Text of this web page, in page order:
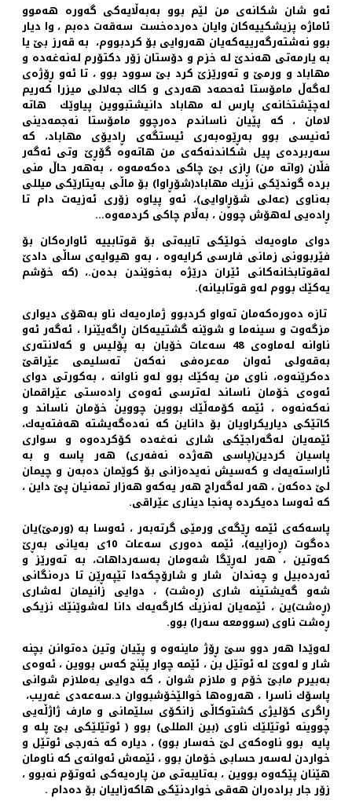
ئه‌و شان شكانه‌ی من لێم بوو به‌به‌ڵایه‌كی گه‌وره‌ هه‌موو
ئاماژه‌ پزیشكییه‌كان وایان ده‌رده‌خست سه‌قه‌ت ده‌بم ، وا دیار
بوو نه‌شته‌رگه‌رییه‌كه‌یان هه‌روایی بۆ كردبووم، به‌ قه‌رز بێ یا
به‌ یارمه‌تی هه‌ندێ له‌ خزم و دۆستان زۆر دكتۆرم له‌نه‌غه‌ده‌ و
مهاباد و ورمێ و ته‌ورێزێ كرد بێ سوود بوو ، تا ئه‌و ڕۆژه‌ی
له‌گه‌ڵ مامۆستا ئه‌حمه‌د هه‌ردی و كاك جه‌لالی میزرا كه‌ریم
له‌چێشتخانه‌ی پارس له‌ مهاباد دانیشتبووین پیاوێك هاته‌
لامان ، كه‌ پێیان ناساندم ده‌رچوو مامۆستا نه‌جمه‌دینی
ئه‌نیسی بوو به‌ڕێوه‌به‌ری ئیستگه‌ی ڕادیۆی مهاباد، كه‌
سه‌ربرده‌ی پیل شكاندنه‌كه‌ی من هاته‌وه‌ گۆڕێ وتی ئه‌گه‌ر
فڵان (واته‌ من) ڕازی بێ چاكی ده‌كه‌مه‌وه ‌، به‌هه‌ر حاڵ منی
برده‌ گوندێكی نزیك مهاباد(شۆڕاوا) بۆ ماڵی به‌یتارێكی میللی
به‌ناوی (عه‌لی شۆڕاوایی)، ئه‌و پیاوه‌ زۆری ئه‌زیه‌ت دام تا
ڕاده‌یی له‌هۆش چوون ، به‌ڵام چاكی كردمه‌وه‌...
دوای ماوه‌یه‌ك خولێكی تایبه‌تی بۆ قوتابییه‌ ئاواره‌كان بۆ
فێربوونی زمانی فارسی كرایه‌وه‌ ، به‌و هیوایه‌ی ساڵی دادێ
له‌قوتابخانه‌كانی ئێران درێژه‌ به‌خوێندن بده‌ن.، (كه‌ خۆشم
یه‌كێك بووم له‌و قوتابیانه‌).
تازه‌ ده‌وره‌كه‌مان ته‌واو كردبوو ژماره‌یه‌ك ناو به‌هۆی دیواری
مزگه‌وت و سینه‌ما و شوێنه‌ گشتییه‌كان ڕاگه‌یێنرا ، ئه‌گه‌ر ئه‌و
ناوانه‌ له‌ماوه‌ی 48 سه‌عات خۆیان به‌ پۆلیس و كه‌لانته‌ری
به‌قه‌ولی ئه‌وان مه‌عره‌فی نه‌كه‌ن ته‌سلیمی عێراقێ
ده‌كرێنه‌وه‌، ناوی من یه‌كێك بوو له‌و ناوانه ‌، به‌كورتی دوای
ئه‌وه‌ی خۆمان ناساند له‌ترسی ئه‌وه‌ی ڕاده‌ستی عێراقمان
نه‌كه‌نه‌وه ‌، ئێمه‌ كۆمه‌ڵێك بووین چووین خۆمان ناساند و
كاتێكی دیاریكراویان بۆ داناین كه‌ نه‌ده‌گه‌یشته‌‌ هه‌فته‌یه‌ك،
ئێمه‌یان له‌گه‌راجێكی شاری نه‌غه‌ده‌ كۆكرده‌وه‌ و سواری
پاسیان كردین(پاسی هه‌ژده‌ نه‌فه‌ری) هه‌ر پاسه‌ و به‌
ئاراسته‌یه‌ك و كه‌سیش نه‌یده‌زانی بۆ كوێمان ده‌به‌ن و چیمان
لێ ده‌كه‌ن ، هه‌ر له‌گه‌راج هه‌ر یه‌كه‌و هه‌زار تمه‌نیان پێ داین ،
كه‌ ئه‌وسا ده‌یكرده‌ په‌نجا دیناری عێراقی.
پاسه‌كه‌ی ئێمه‌ ڕێگه‌ی ورمێی گرته‌به‌ر ، ئه‌وسا به‌ (ورمێ)یان
ده‌گوت (ڕه‌زاییه‌)، ئێمه‌ ده‌وری سه‌عات 10ی به‌یانی به‌ڕێ
كه‌وتین ، هه‌ر له‌ڕێگا شه‌ومان به‌سه‌رداهات، به ‌ته‌ورێز و
ئه‌رده‌بیل و چه‌ندان شار و شارۆچكه‌دا تێپه‌ڕێن تا دره‌نگانی
شه‌و گه‌یشتینه‌ شاری (ڕه‌شت) ،‌ دوایی زانیمان له‌شاری
(ڕه‌شت)ین ، ئێمه‌یان له‌نزیك كارگه‌یه‌ك دانا له‌شوێنێك نزیكی
ڕه‌شت ناوی (سوومعه‌ سه‌را) بوو.
له‌وێدا هه‌ر دوو سێ ڕۆژ ماینه‌وه‌ و پێیان وتین ده‌توانن بچنه‌
شار و له‌وێ له‌ ئوتێل بن ، ئێمه‌ چوار پێنج كه‌س بووین ، ئه‌وه‌ی
به‌بیرم مابێ خۆم و ملازم شوان ، كه‌ دوایی به‌ملازم شوانی
پاسۆك ناسرا ، هه‌روه‌ها خوالێخۆشبووان د.سه‌عه‌دی غه‌ریب، ‌
ڕاگری كۆلیژی كشتوكاڵی زانكۆی سلێمانی و مارف ژاژڵه‌یی
چووینه‌ ئوتێلێك ناوی (بین المللی) بوو ( ئوتێلێكی بێ پله‌ و
پایه‌ بوو ناوه‌كه‌ی لێ خه‌سار بوو) ، دیاره‌ كه‌ خه‌رجی ئوتێل و
خواردن له‌سه‌ر حسابی خۆمان بوو ، ئێمه‌ش ئه‌وانه‌ی كه‌ ناومان
هێنان پێكه‌وه‌ بووین ، به‌تایبه‌تی من پاره‌یه‌كی ئه‌وتۆم نه‌بوو ،
زۆر جار براده‌ران هه‌قی خواردنێكی هاكه‌زاییان بۆ ده‌دام .